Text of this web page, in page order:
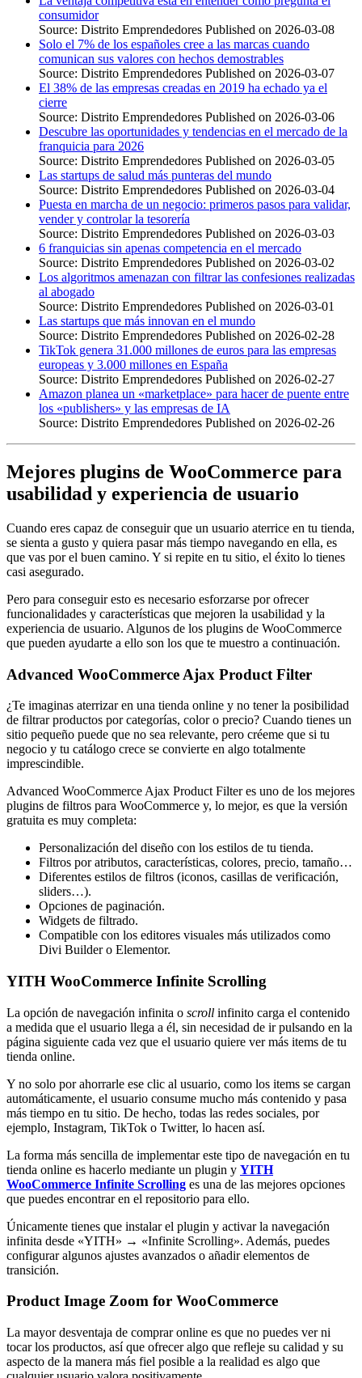
consumidor
Source: Distrito Emprendedores Published on 2026-03-08
Solo el 7% de los españoles cree a las marcas cuando
comunican sus valores con hechos demostrables
Source: Distrito Emprendedores Published on 2026-03-07
El 38% de las empresas creadas en 2019 ha echado ya el
cierre
Source: Distrito Emprendedores Published on 2026-03-06
Descubre las oportunidades y tendencias en el mercado de la
franquicia para 2026
Source: Distrito Emprendedores Published on 2026-03-05
Las startups de salud más punteras del mundo
Source: Distrito Emprendedores Published on 2026-03-04
Puesta en marcha de un negocio: primeros pasos para validar,
vender y controlar la tesorería
Source: Distrito Emprendedores Published on 2026-03-03
6 franquicias sin apenas competencia en el mercado
Source: Distrito Emprendedores Published on 2026-03-02
Los algoritmos amenazan con filtrar las confesiones realizadas
al abogado
Source: Distrito Emprendedores Published on 2026-03-01
Las startups que más innovan en el mundo
Source: Distrito Emprendedores Published on 2026-02-28
TikTok genera 31.000 millones de euros para las empresas
europeas y 3.000 millones en España
Source: Distrito Emprendedores Published on 2026-02-27
Amazon planea un «marketplace» para hacer de puente entre
los «publishers» y las empresas de IA
Source: Distrito Emprendedores Published on 2026-02-26
Mejores plugins de WooCommerce para
usabilidad y experiencia de usuario
Cuando eres capaz de conseguir que un usuario aterrice en tu tienda,
se sienta a gusto y quiera pasar más tiempo navegando en ella, es
que vas por el buen camino. Y si repite en tu sitio, el éxito lo tienes
casi asegurado.
Pero para conseguir esto es necesario esforzarse por ofrecer
funcionalidades y características que mejoren la usabilidad y la
experiencia de usuario. Algunos de los plugins de WooCommerce
que pueden ayudarte a ello son los que te muestro a continuación.
Advanced WooCommerce Ajax Product Filter
¿Te imaginas aterrizar en una tienda online y no tener la posibilidad
de filtrar productos por categorías, color o precio? Cuando tienes un
sitio pequeño puede que no sea relevante, pero créeme que si tu
negocio y tu catálogo crece se convierte en algo totalmente
imprescindible.
Advanced WooCommerce Ajax Product Filter es uno de los mejores
plugins de filtros para WooCommerce y, lo mejor, es que la versión
gratuita es muy completa:
Personalización del diseño con los estilos de tu tienda.
Filtros por atributos, características, colores, precio, tamaño…
Diferentes estilos de filtros (iconos, casillas de verificación,
sliders…).
Opciones de paginación.
Widgets de filtrado.
Compatible con los editores visuales más utilizados como
Divi Builder o Elementor.
YITH WooCommerce Infinite Scrolling
La opción de navegación infinita o scroll infinito carga el contenido
a medida que el usuario llega a él, sin necesidad de ir pulsando en la
página siguiente cada vez que el usuario quiere ver más items de tu
tienda online.
Y no solo por ahorrarle ese clic al usuario, como los items se cargan
automáticamente, el usuario consume mucho más contenido y pasa
más tiempo en tu sitio. De hecho, todas las redes sociales, por
ejemplo, Instagram, TikTok o Twitter, lo hacen así.
La forma más sencilla de implementar este tipo de navegación en tu
tienda online es hacerlo mediante un plugin y YITH
WooCommerce Infinite Scrolling es una de las mejores opciones
que puedes encontrar en el repositorio para ello.
Únicamente tienes que instalar el plugin y activar la navegación
infinita desde «YITH» → «Infinite Scrolling». Además, puedes
configurar algunos ajustes avanzados o añadir elementos de
transición.
Product Image Zoom for WooCommerce
La mayor desventaja de comprar online es que no puedes ver ni
tocar los productos, así que ofrecer algo que refleje su calidad y su
aspecto de la manera más fiel posible a la realidad es algo que